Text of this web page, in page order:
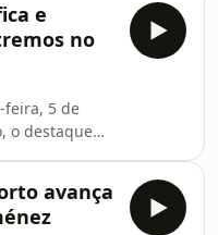
de
Forest,
e pagou
jogador.
e
no
feira, 5 de
o destaque
foram as
no
avança